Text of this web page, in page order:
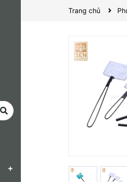
Trang chủ